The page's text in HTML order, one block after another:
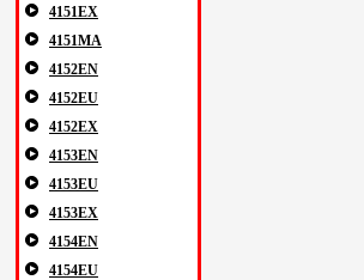
4151EX
4151MA
4152EN
4152EU
4152EX
4153EN
4153EU
4153EX
4154EN
4154EU